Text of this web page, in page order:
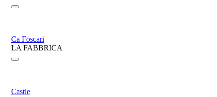
Ca Foscari
LA FABBRICA
Castle